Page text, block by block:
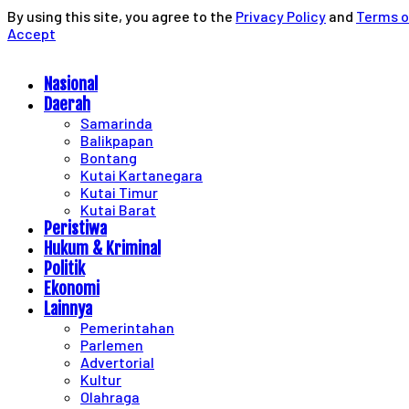
By using this site, you agree to the Privacy Policy and Terms
Accept
Nasional
Daerah
Samarinda
Balikpapan
Bontang
Kutai Kartanegara
Kutai Timur
Kutai Barat
Peristiwa
Hukum & Kriminal
Politik
Ekonomi
Lainnya
Pemerintahan
Parlemen
Advertorial
Kultur
Olahraga